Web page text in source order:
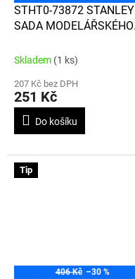
STHT0-73872 STANLEY
SADA MODELÁŘSKÉHO
ČEPELEMI
Skladem (1 ks)
207 Kč bez DPH
251 Kč
Do košíku
Tip
406 Kč –30 %